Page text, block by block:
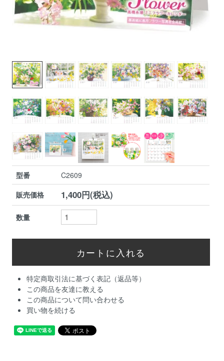
型番
C2609
販売価格
1,400円(税込)
数量
特定商取引法に基づく表記（返品等）
この商品を友達に教える
この商品について問い合わせる
買い物を続ける